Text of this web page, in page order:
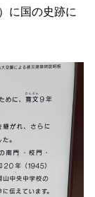
に国の史跡に